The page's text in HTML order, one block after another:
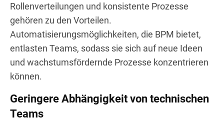
Rollenverteilungen und konsistente Prozesse
gehören zu den Vorteilen.
Automatisierungsmöglichkeiten, die BPM bietet,
entlasten Teams, sodass sie sich auf neue Ideen
und wachstumsfördernde Prozesse konzentrieren
können.
Geringere Abhängigkeit von technischen
Teams